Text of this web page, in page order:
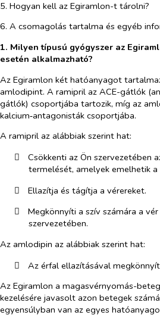
5. Hogyan kell az Egiramlon-t tárolni?
6. A csomagolás tartalma és egyéb
1. Milyen típusú gyógyszer az
esetén alkalmazható?
Az Egiramlon két hatóanyagot
amlodipint. A ramipril az ACE-gátlók
gátlók) csoportjába tartozik, míg az
kalcium‑antagonisták csoportjába.
A ramipril az alábbiak szerint hat:
​
Csökkenti az Ön szervezetében
termelését, amelyek emelhetik
​
Ellazítja és tágítja a vérereket.
​
Megkönnyíti a szív számára a
szervezetében.
Az amlodipin az alábbiak szerint hat:
​
Az érfal ellazításával
Az Egiramlon a magasvérnyomás-
kezelésére javasolt azon betegek
egyensúlyban van az egyes